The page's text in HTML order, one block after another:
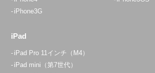
iPhone3G
iPad
iPad Pro 11インチ（M4）
iPad mini（第7世代）